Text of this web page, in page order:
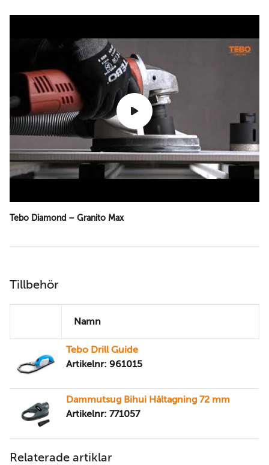
Tebo Diamond – Granito Max
Tillbehör
Namn
Tebo Drill Guide
Artikelnr: 961015
Dammutsug Bihui Håltagning 72 mm
Artikelnr: 771057
Relaterade artiklar